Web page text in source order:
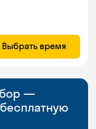
Выбрать время
—